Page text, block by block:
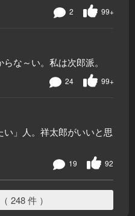
99+
2
な～い。私は次郎派。
99+
24
い」人。祥太郎がいいと思
92
19
248 件 ）